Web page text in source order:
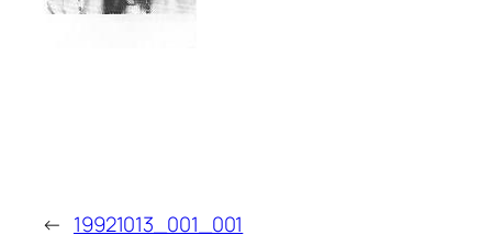
← 19921013_001_001